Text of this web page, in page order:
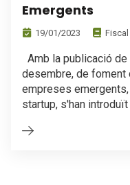
Emergents
19/01/2023 Fiscal
Amb la publicació
desembre, de
empreses
startup, s'han introduït